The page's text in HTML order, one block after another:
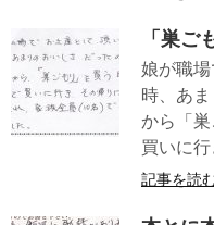
「巣ご
娘が職
時、あ
から「
買いに
記事を読